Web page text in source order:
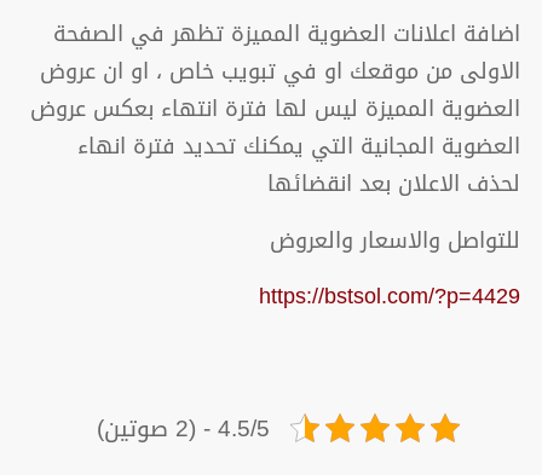
اضافة اعلانات العضوية المميزة تظهر في الصفحة
الاولى من موقعك او في تبويب خاص ، او ان عروض
العضوية المميزة ليس لها فترة انتهاء بعكس عروض
العضوية المجانية التي يمكنك تحديد فترة انهاء
لحذف الاعلان بعد انقضائها
للتواصل والاسعار والعروض
https://bstsol.com/?p=4429
4.5/5 - (2 صوتين)